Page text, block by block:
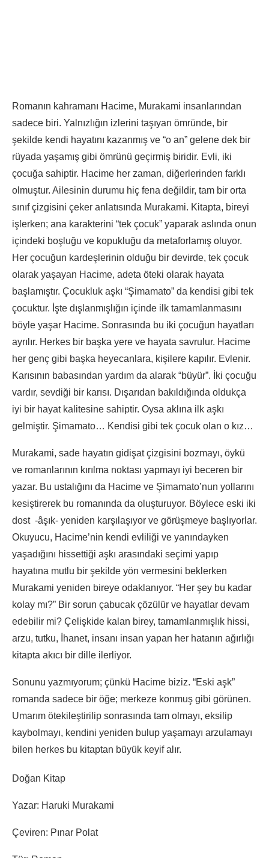
Romanın kahramanı Hacime, Murakami insanlarından
sadece biri. Yalnızlığın izlerini taşıyan ömründe, bir
şekilde kendi hayatını kazanmış ve “o an” gelene dek bir
rüyada yaşamış gibi ömrünü geçirmiş biridir. Evli, iki
çocuğa sahiptir. Hacime her zaman, diğerlerinden farklı
olmuştur. Ailesinin durumu hiç fena değildir, tam bir orta
sınıf çizgisini çeker anlatısında Murakami. Kitapta, bireyi
işlerken; ana karakterini “tek çocuk” yaparak aslında onun
içindeki boşluğu ve kopukluğu da metaforlamış oluyor.
Her çocuğun kardeşlerinin olduğu bir devirde, tek çocuk
olarak yaşayan Hacime, adeta öteki olarak hayata
başlamıştır. Çocukluk aşkı “Şimamato” da kendisi gibi tek
çocuktur. İşte dışlanmışlığın içinde ilk tamamlanmasını
böyle yaşar Hacime. Sonrasında bu iki çocuğun hayatları
ayrılır. Herkes bir başka yere ve hayata savrulur. Hacime
her genç gibi başka heyecanlara, kişilere kapılır. Evlenir.
Karısının babasından yardım da alarak “büyür”. İki çocuğu
vardır, sevdiği bir karısı. Dışarıdan bakıldığında oldukça
iyi bir hayat kalitesine sahiptir. Oysa aklına ilk aşkı
gelmiştir. Şimamato… Kendisi gibi tek çocuk olan o kız…
Murakami, sade hayatın gidişat çizgisini bozmayı, öykü
ve romanlarının kırılma noktası yapmayı iyi beceren bir
yazar. Bu ustalığını da Hacime ve Şimamato’nun yollarını
kesiştirerek bu romanında da oluşturuyor. Böylece eski iki
dost -âşık- yeniden karşılaşıyor ve görüşmeye başlıyorlar.
Okuyucu, Hacime’nin kendi evliliği ve yanındayken
yaşadığını hissettiği aşkı arasındaki seçimi yapıp
hayatına mutlu bir şekilde yön vermesini beklerken
Murakami yeniden bireye odaklanıyor. “Her şey bu kadar
kolay mı?” Bir sorun çabucak çözülür ve hayatlar devam
edebilir mi? Çelişkide kalan birey, tamamlanmışlık hissi,
arzu, tutku, İhanet, insanı insan yapan her hatanın ağırlığı
kitapta akıcı bir dille ilerliyor.
Sonunu yazmıyorum; çünkü Hacime biziz. “Eski aşk”
romanda sadece bir öğe; merkeze konmuş gibi görünen.
Umarım ötekileştirilip sonrasında tam olmayı, eksilip
kaybolmayı, kendini yeniden bulup yaşamayı arzulamayı
bilen herkes bu kitaptan büyük keyif alır.
Doğan Kitap
Yazar: Haruki Murakami
Çeviren: Pınar Polat